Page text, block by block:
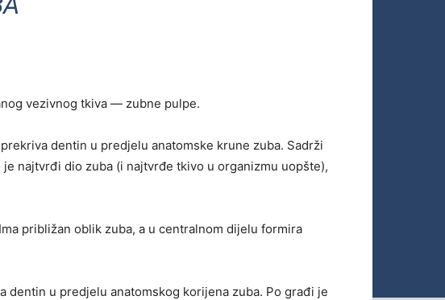
vezivnog tkiva — zubne pulpe.
dentin u predjelu anatomske krune zuba. Sadrži
najtvrđi dio zuba (i najtvrđe tkivo u organizmu uopšte),
približan oblik zuba, a u centralnom dijelu formira
u predjelu anatomskog korijena zuba. Po građi je